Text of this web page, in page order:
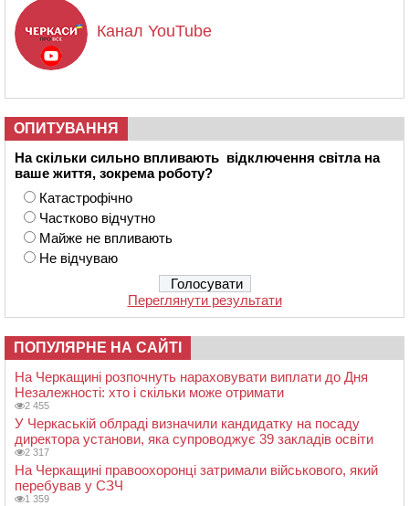
Канал YouTube
ОПИТУВАННЯ
На скільки сильно впливають відключення світла на
ваше життя, зокрема роботу?
Катастрофічно
Частково відчутно
Майже не впливають
Не відчуваю
Переглянути результати
ПОПУЛЯРНЕ НА САЙТІ
На Черкащині розпочнуть нараховувати виплати до Дня
Незалежності: хто і скільки може отримати
2 455
У Черкаській облраді визначили кандидатку на посаду
директора установи, яка супроводжує 39 закладів освіти
2 317
На Черкащині правоохоронці затримали військового, який
перебував у СЗЧ
1 359